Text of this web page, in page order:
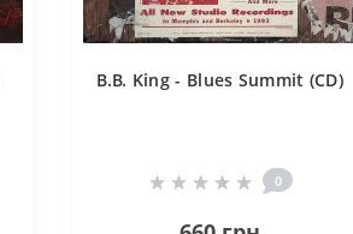
B.B. King - Blues Summit (CD)
0